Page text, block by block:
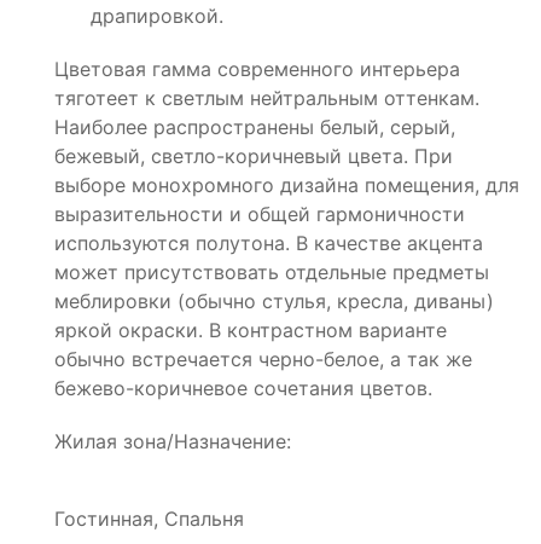
драпировкой.
Цветовая гамма современного интерьера
тяготеет к светлым нейтральным оттенкам.
Наиболее распространены белый, серый,
бежевый, светло-коричневый цвета. При
выборе монохромного дизайна помещения, для
выразительности и общей гармоничности
используются полутона. В качестве акцента
может присутствовать отдельные предметы
меблировки (обычно стулья, кресла, диваны)
яркой окраски. В контрастном варианте
обычно встречается черно-белое, а так же
бежево-коричневое сочетания цветов.
Жилая зона/Назначение:
Гостинная, Спальня